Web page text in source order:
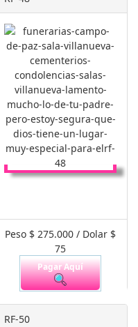
Peso $ 275.000 / Dolar $
75
Pagar Aquí
RF-50